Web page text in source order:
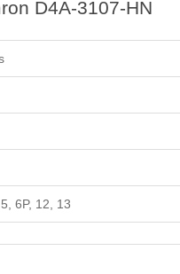
D4A-3107-HN
6P, 12, 13